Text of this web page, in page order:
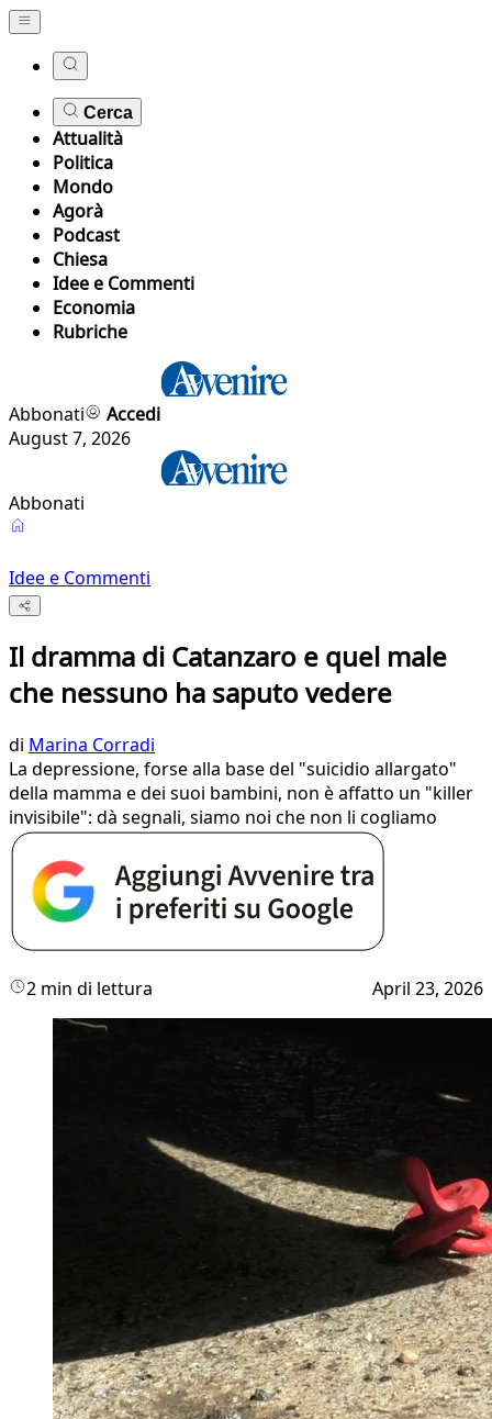
Cerca
Attualità
Politica
Mondo
Agorà
Podcast
Chiesa
Idee e Commenti
Economia
Rubriche
Abbonati
Accedi
August 7, 2026
Abbonati
Idee e Commenti
Il dramma di Catanzaro e quel male
che nessuno ha saputo vedere
di Marina Corradi
La depressione, forse alla base del "suicidio allargato"
della mamma e dei suoi bambini, non è affatto un "killer
invisibile": dà segnali, siamo noi che non li cogliamo
2 min di lettura April 23, 2026